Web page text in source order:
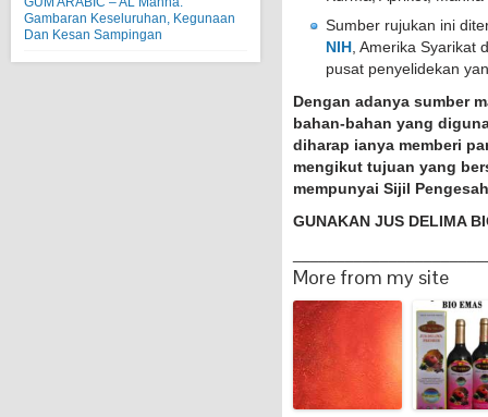
Gambaran Keseluruhan, Kegunaan
Dan Kesan Sampingan
Sumber rujukan ini
NIH , Amerika
pusat penyelidekan
Dengan adanya sumber
bahan-bahan yang
diharap ianya memberi
mengikut tujuan yang
mempunyai Sijil
GUNAKAN JUS DELIMA
More from my site